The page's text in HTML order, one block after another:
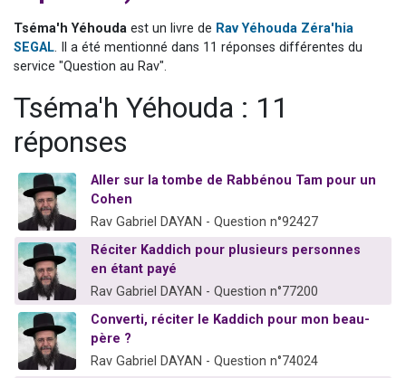
Ariel vient de donner son Maasser
Il reste 49 places pour étudier en groupe sur Zoom
Tséma'h Yéhouda est un livre de Rav Yéhouda Zéra'hia
SEGAL. Il a été mentionné dans 11 réponses différentes du
service "Question au Rav".
Tséma'h Yéhouda : 11
réponses
Aller sur la tombe de Rabbénou Tam pour un
Cohen
Rav Gabriel DAYAN - Question n°92427
Réciter Kaddich pour plusieurs personnes
en étant payé
Rav Gabriel DAYAN - Question n°77200
Converti, réciter le Kaddich pour mon beau-
père ?
Rav Gabriel DAYAN - Question n°74024